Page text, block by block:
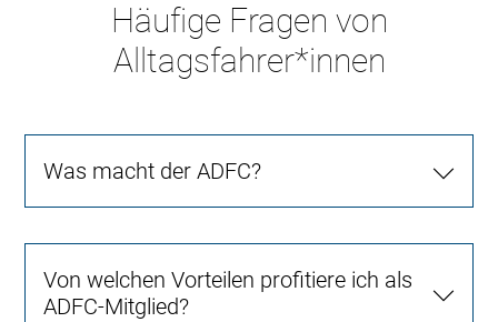
Häufige Fragen von
Alltagsfahrer*innen
Was macht der ADFC?
Von welchen Vorteilen profitiere ich als
ADFC-Mitglied?